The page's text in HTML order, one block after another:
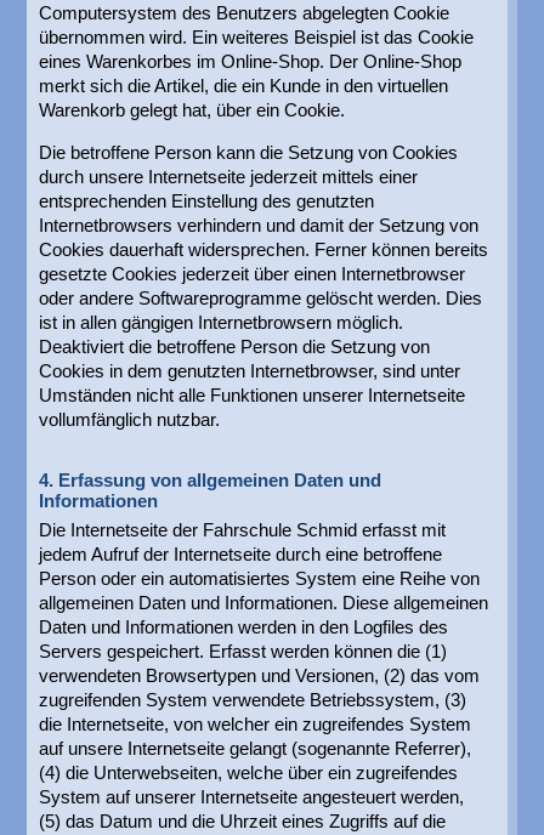
Computersystem des Benutzers abgelegten Cookie
übernommen wird. Ein weiteres Beispiel ist das Cookie
eines Warenkorbes im Online-Shop. Der Online-Shop
merkt sich die Artikel, die ein Kunde in den virtuellen
Warenkorb gelegt hat, über ein Cookie.
Die betroffene Person kann die Setzung von Cookies
durch unsere Internetseite jederzeit mittels einer
entsprechenden Einstellung des genutzten
Internetbrowsers verhindern und damit der Setzung von
Cookies dauerhaft widersprechen. Ferner können bereits
gesetzte Cookies jederzeit über einen Internetbrowser
oder andere Softwareprogramme gelöscht werden. Dies
ist in allen gängigen Internetbrowsern möglich.
Deaktiviert die betroffene Person die Setzung von
Cookies in dem genutzten Internetbrowser, sind unter
Umständen nicht alle Funktionen unserer Internetseite
vollumfänglich nutzbar.
4. Erfassung von allgemeinen Daten und
Informationen
Die Internetseite der Fahrschule Schmid erfasst mit
jedem Aufruf der Internetseite durch eine betroffene
Person oder ein automatisiertes System eine Reihe von
allgemeinen Daten und Informationen. Diese allgemeinen
Daten und Informationen werden in den Logfiles des
Servers gespeichert. Erfasst werden können die (1)
verwendeten Browsertypen und Versionen, (2) das vom
zugreifenden System verwendete Betriebssystem, (3)
die Internetseite, von welcher ein zugreifendes System
auf unsere Internetseite gelangt (sogenannte Referrer),
(4) die Unterwebseiten, welche über ein zugreifendes
System auf unserer Internetseite angesteuert werden,
(5) das Datum und die Uhrzeit eines Zugriffs auf die